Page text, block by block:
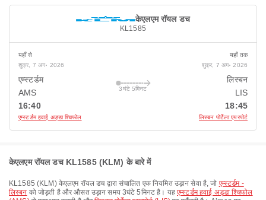
केएलएम रॉयल डच
KL1585
यहाँ से
शुक्र, 7 अग॰ 2026
एम्स्टर्डम
AMS
16:40
एम्स्टर्डम हवाई अड्डा श्चिफोल
3घंटे 5मिनट
यहाँ तक
शुक्र, 7 अग॰ 2026
लिस्बन
LIS
18:45
लिस्बन पोर्टेला एयरपोर्ट
केएलएम रॉयल डच KL1585 (KLM) के बारे में
KL1585 (KLM ) केएलएम रॉयल डचद्वारा संचालित एक नियमित उड़ान सेवा है, जो एम्स्टर्डम -
लिस्बन को जोड़ती है और औसत उड़ान समय 3घंटे 5मिनट है। यहएम्स्टर्डम हवाई अड्डा श्चिफोल